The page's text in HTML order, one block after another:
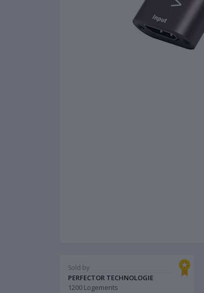
Sold by
PERFECTOR TECHNOLOGIE
1200 Logements